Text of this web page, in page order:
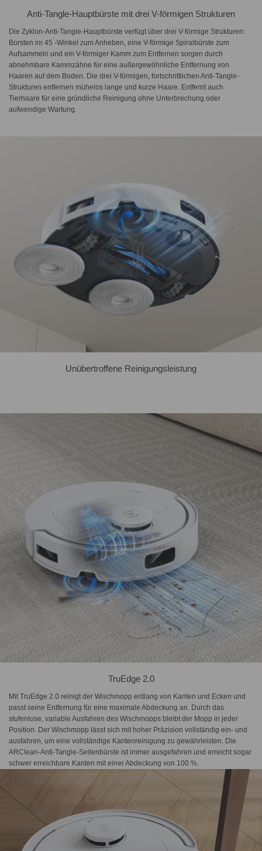
Anti-Tangle-Hauptbürste mit drei V-förmigen Strukturen
Die Zyklon-Anti-Tangle-Hauptbürste verfügt über drei V-förmige Strukturen:
Borsten im 45 -Winkel zum Anheben, eine V-förmige Spiralbürste zum
Aufsammeln und ein V-förmiger Kamm zum Entfernen sorgen durch
abnehmbare Kammzähne für eine außergewöhnliche Entfernung von
Haaren auf dem Boden. Die drei V-förmigen, fortschrittlichen Anti-Tangle-
Strukturen entfernen mühelos lange und kurze Haare. Entfernt auch
Tierhaare für eine gründliche Reinigung ohne Unterbrechung oder
aufwendige Wartung.
Unübertroffene Reinigungsleistung
TruEdge 2.0
Mit TruEdge 2.0 reinigt der Wischmopp entlang von Kanten und Ecken und
passt seine Entfernung für eine maximale Abdeckung an. Durch das
stufenlose, variable Ausfahren des Wischmopps bleibt der Mopp in jeder
Position. Der Wischmopp lässt sich mit hoher Präzision vollständig ein- und
ausfahren, um eine vollständige Kantenreinigung zu gewährleisten. Die
ARClean-Anti-Tangle-Seitenbürste ist immer ausgefahren und erreicht sogar
schwer erreichbare Kanten mit einer Abdeckung von 100 %.